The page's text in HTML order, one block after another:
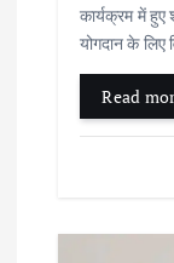
कार्यक्रम में हुए
योगदान के लिए
Read